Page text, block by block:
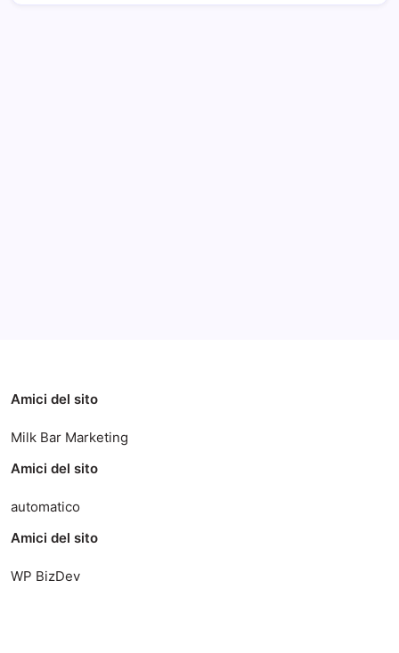
Amici del sito
Milk Bar Marketing
Amici del sito
automatico
Amici del sito
WP BizDev